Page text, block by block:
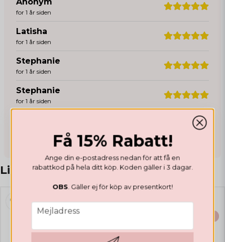
for 1 år siden
Latisha
for 1 år siden
Stephanie
for 1 år siden
Stephanie
for 1 år siden
Det bästa matta topcoatet!🙏🏻
for 1 år siden
for 3 år siden
Liknande produkter
BÄSTSÄLJARE
Få 15% Rabatt!
Ange din e-postadress nedan för att få en
rabattkod på hela ditt köp. Koden gäller i 3 dagar.
OBS. Gäller ej för köp av presentkort!
email
Mejladress